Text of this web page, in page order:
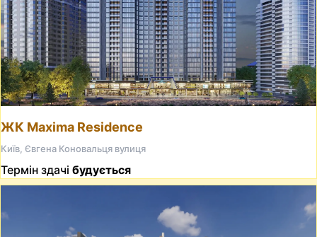
ЖК Maxima Residence
Київ, Євгена Коновальця вулиця
Термін здачі будується